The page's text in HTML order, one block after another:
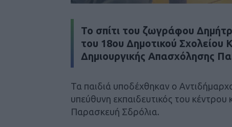
Το σπίτι του ζωγράφου
του 18ου Δημοτικού Σχολείου
Δημιουργικής Απασχόλησης
Τα παιδιά υποδέχθηκαν ο
υπεύθυνη εκπαιδευτικός του
Παρασκευή Σδρόλια.